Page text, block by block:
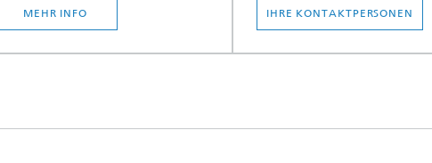
MEHR INFO IHRE KONTAKTPERSONEN